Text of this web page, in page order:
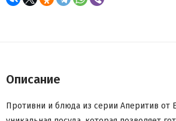
Описание
Противни и блюда из серии Аперитив от